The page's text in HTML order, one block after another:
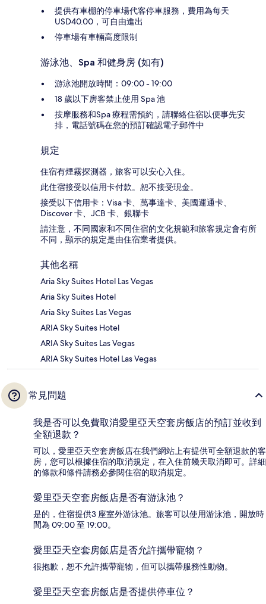
提供有車棚的停車場代客停車服務，費用為每天
USD40.00，可自由進出
停車場有車輛高度限制
游泳池、Spa 和健身房 (如有)
游泳池開放時間：09:00 - 19:00
18 歲以下房客禁止使用 Spa 池
按摩服務和Spa 療程需預約，請聯絡住宿以便事先安
排，電話號碼在您的預訂確認電子郵件中
規定
住宿有煙霧探測器，旅客可以安心入住。
此住宿接受以信用卡付款。恕不接受現金。
接受以下信用卡：Visa 卡、萬事達卡、美國運通卡、
Discover 卡、JCB 卡、銀聯卡
請注意，不同國家和不同住宿的文化規範和旅客規定會有所
不同，顯示的規定是由住宿業者提供。
其他名稱
Aria Sky Suites Hotel Las Vegas
Aria Sky Suites Hotel
Aria Sky Suites Las Vegas
ARIA Sky Suites Hotel
ARIA Sky Suites Las Vegas
ARIA Sky Suites Hotel Las Vegas
常見問題
我是否可以免費取消愛里亞天空套房飯店的預訂並收到
全額退款？
可以，愛里亞天空套房飯店在我們網站上有提供可全額退款的客
房，您可以根據住宿的取消規定，在入住前幾天取消即可。詳細
的條款和條件請務必參閱住宿的取消規定。
愛里亞天空套房飯店是否有游泳池？
是的，住宿提供3 座室外游泳池。旅客可以使用游泳池，開放時
間為 09:00 至 19:00。
愛里亞天空套房飯店是否允許攜帶寵物？
很抱歉，恕不允許攜帶寵物，但可以攜帶服務性動物。
愛里亞天空套房飯店是否提供停車位？